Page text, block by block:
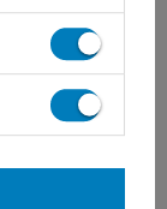
WARIANT
69,99 zł